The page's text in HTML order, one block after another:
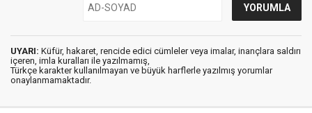
UYARI: Küfür, hakaret, rencide edici cümleler veya imalar, inançlara saldırı
içeren, imla kuralları ile yazılmamış,
Türkçe karakter kullanılmayan ve büyük harflerle yazılmış yorumlar
onaylanmamaktadır.